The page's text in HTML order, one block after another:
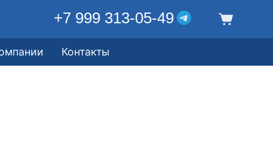
+7 999 313-05-49
Контакты